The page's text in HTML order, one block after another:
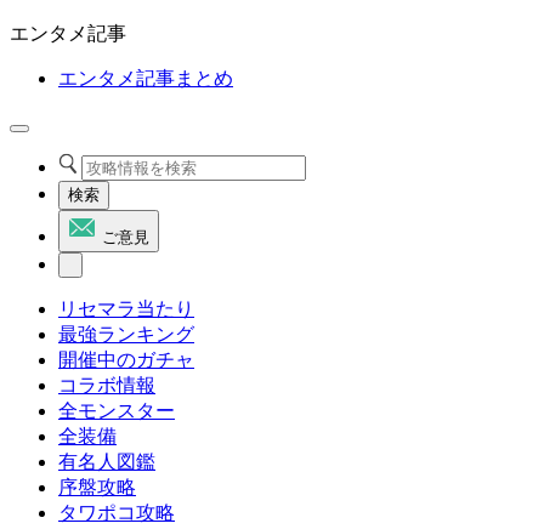
エンタメ記事
エンタメ記事まとめ
検索
ご意見
リセマラ当たり
最強ランキング
開催中のガチャ
コラボ情報
全モンスター
全装備
有名人図鑑
序盤攻略
タワポコ攻略